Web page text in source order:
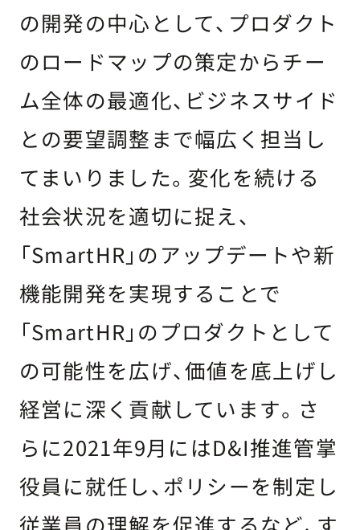
の開発の中心として、プロダクト
のロードマップの策定からチー
ム全体の最適化、ビジネスサイド
との要望調整まで幅広く担当し
てまいりました。変化を続ける
社会状況を適切に捉え、
「SmartHR」のアップデートや新
機能開発を実現することで
「SmartHR」のプロダクトとして
の可能性を広げ、価値を底上げし
経営に深く貢献しています。さ
らに2021年9月にはD&I推進管掌
役員に就任し、ポリシーを制定し